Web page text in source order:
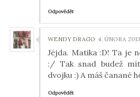
Odpovědět
WENDY DRAGO 4. ÚNORA
Jéjda. Matika :D! Ta je
:/ Tak snad budež
dvojku :) A máš čanané
Odpovědět